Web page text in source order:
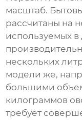
масштаб.
рассчитаны на
используемых
нескольких
модели же,
большими
килограммов
требует